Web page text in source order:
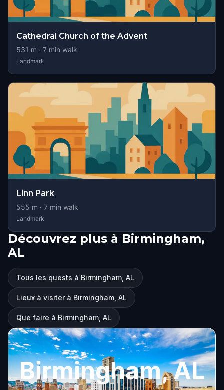
Cathedral Church of the Advent
531 m · 7 min walk
Landmark
Linn Park
555 m · 7 min walk
Landmark
Découvrez plus à Birmingham,
AL
Tous les quests à Birmingham, AL
Lieux à visiter à Birmingham, AL
Que faire à Birmingham, AL
Birmingham, AL